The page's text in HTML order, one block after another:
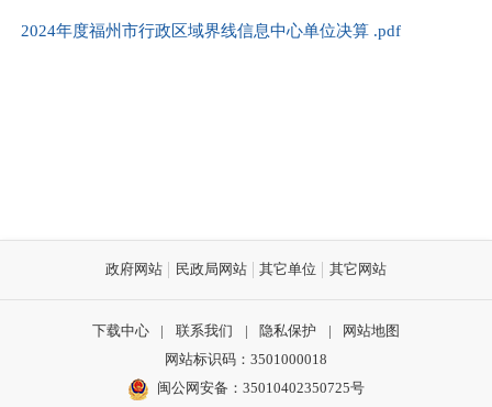
2024年度福州市行政区域界线信息中心单位决算 .pdf
政府网站 民政局网站 其它单位 其它网站
下载中心 | 联系我们 | 隐私保护 |
网站地图
网站标识码：3501000018
闽公网安备：35010402350725号